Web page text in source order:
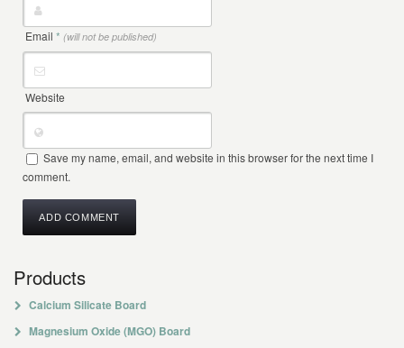
Email* (will not be published)
Website
Save my name, email, and website in this browser for the next time I
comment.
Products
Calcium Silicate Board
Magnesium Oxide (MGO) Board